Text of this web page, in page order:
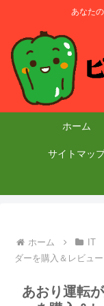
あなた
ホーム
サイトマッ
ホーム IT
ダーを購入＆レビュー
あおり運転